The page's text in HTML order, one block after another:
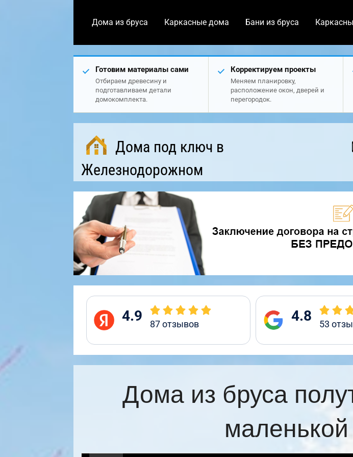
Дома из бруса Каркасные дома Бани из бруса
Готовим материалы сами
Отбираем древесину и
подготавливаем детали
домокомплекта.
Корректируем проекты
Меняем планировку,
расположение окон, дверей и
перегородок.
Дома под ключ в
Железнодорожном
4.9 87отзывов 4.8 53
Дома из бруса